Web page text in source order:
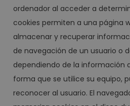
ordenador al acceder a
cookies permiten a una página
almacenar y recuperar
de navegación de un usuario o
dependiendo de la información
forma que se utilice su equipo,
reconocer al usuario. El